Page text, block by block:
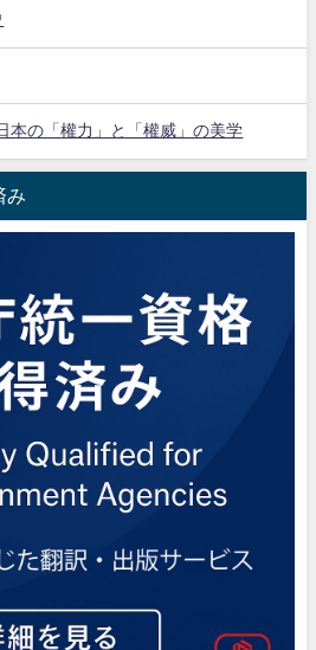
本の「權力」と「權威」の美学
み